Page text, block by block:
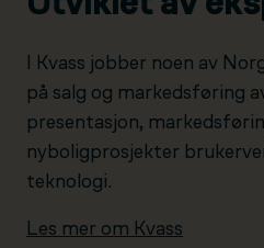
I Kvass jobber noen av
på salg og markedsføring
presentasjon,
nyboligprosjekter
teknologi.
Les mer om Kvass